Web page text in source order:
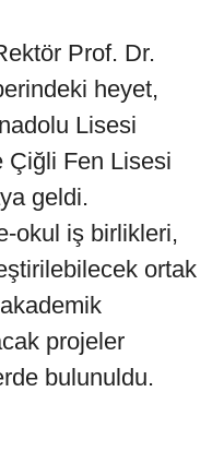
Prof. Dr.
heyet,
Lisesi
Çiğli Fen Lisesi
geldi.
okul iş birlikleri,
ortak
projeler
bulunuldu.